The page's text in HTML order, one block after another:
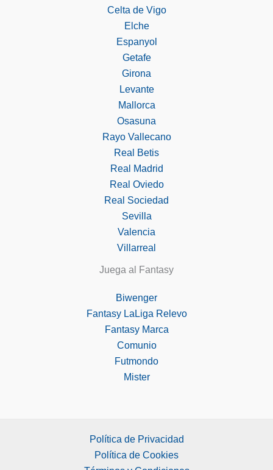
Celta de Vigo
Elche
Espanyol
Getafe
Girona
Levante
Mallorca
Osasuna
Rayo Vallecano
Real Betis
Real Madrid
Real Oviedo
Real Sociedad
Sevilla
Valencia
Villarreal
Juega al Fantasy
Biwenger
Fantasy LaLiga Relevo
Fantasy Marca
Comunio
Futmondo
Mister
Política de Privacidad
Política de Cookies